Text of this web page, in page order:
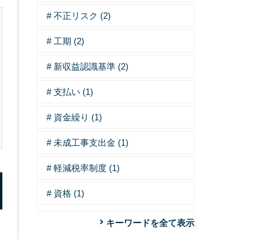
不正リスク (2)
工期 (2)
新収益認識基準 (2)
支払い (1)
資金繰り (1)
未成工事支出金 (1)
軽減税率制度 (1)
資格 (1)
キーワードを全て表示